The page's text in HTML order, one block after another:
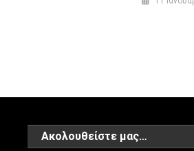
Ακολουθείστε μας…